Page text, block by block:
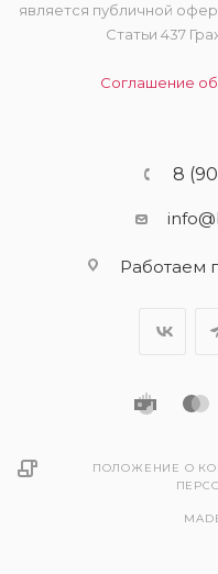
является публичной
Статьи 437
Соглашение
8
Работаем
ПОЛОЖЕНИЕ О